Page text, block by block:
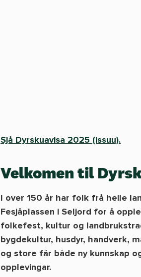
Sjå Dyrskuavisa 2025 (issuu).
Velkomen til
I over 150 år har folk frå heile
Fesjåplassen i Seljord for å
folkefest, kultur og
bygdekultur, husdyr, handverk,
og store får både ny kunnskap
opplevingar.